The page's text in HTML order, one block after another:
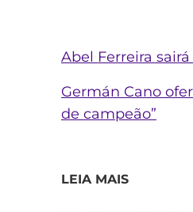
Abel Ferreira
Germán Cano
de campeão”
LEIA MAIS